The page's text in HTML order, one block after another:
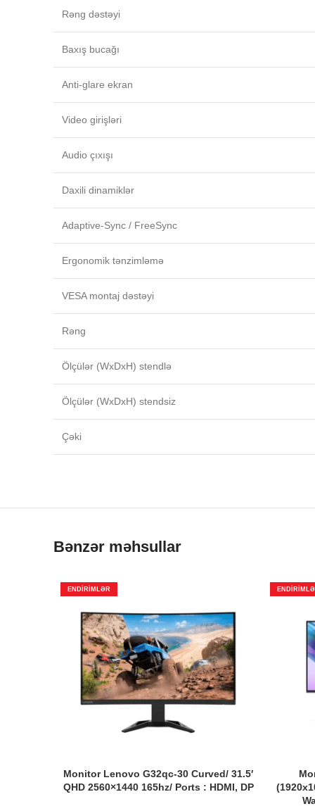
Rəng dəstəyi
Baxış bucağı
Anti‑glare ekran
Video girişləri
Audio çıxışı
Daxili dinamiklər
Adaptive‑Sync / FreeSync
Ergonomik tənzimləmə
VESA montaj dəstəyi
Rəng
Ölçülər (WxDxH) stendlə
Ölçülər (WxDxH) stendsiz
Çəki
Bənzər məhsullar
ENDIRIMLƏR
Monitor Lenovo G32qc-30 Curved/ 31.5′
QHD 2560×1440 165hz/ Ports : HDMI, DP